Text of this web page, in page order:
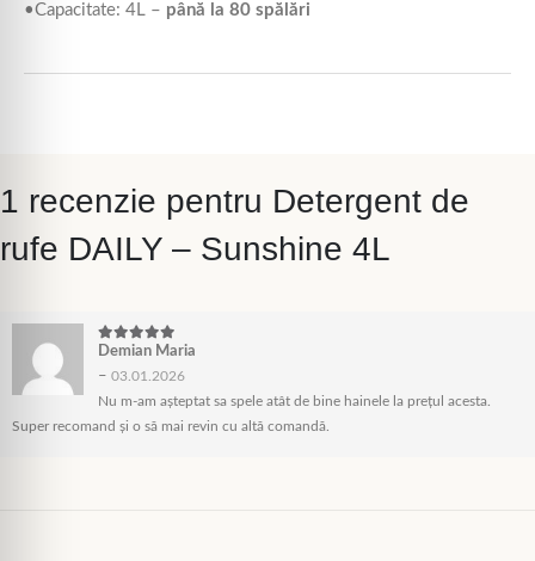
•Capacitate: 4L – până la 80 spălări
1 recenzie pentru Detergent de
rufe DAILY – Sunshine 4L
5din 5
Demian Maria
– 03.01.2026
Nu m-am așteptat sa spele atât de bine hainele la prețul acesta.
Super recomand și o să mai revin cu altă comandă.